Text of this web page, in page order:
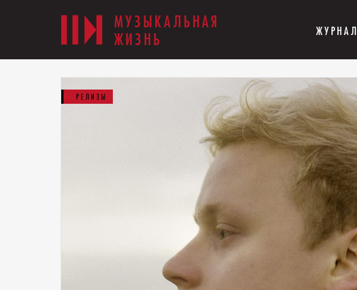
МУЗЫКАЛЬНАЯ
ЖИЗНЬ
ЖУРНАЛ
РЕЛИЗЫ